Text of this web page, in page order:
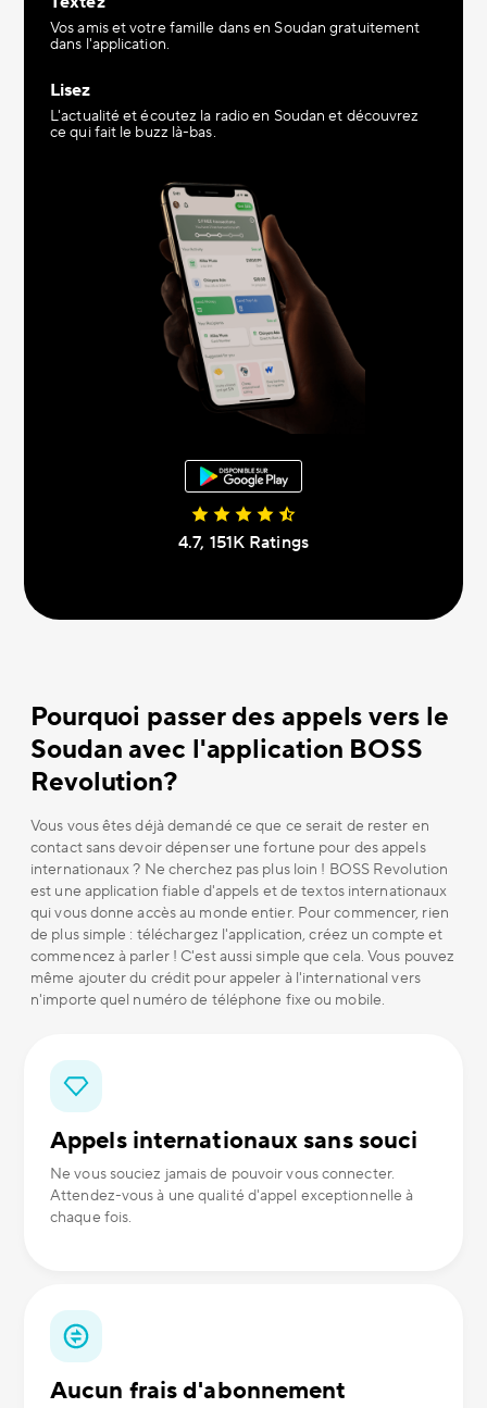
Vos amis et votre famille dans en Soudan gratuitement
dans l'application.
Lisez
L'actualité et écoutez la radio en Soudan et découvrez
ce qui fait le buzz là-bas.
4.7, 151К Ratings
Pourquoi passer des appels vers le
Soudan avec l'application BOSS
Revolution?
Vous vous êtes déjà demandé ce que ce serait de rester en
contact sans devoir dépenser une fortune pour des appels
internationaux ? Ne cherchez pas plus loin ! BOSS Revolution
est une application fiable d'appels et de textos internationaux
qui vous donne accès au monde entier. Pour commencer, rien
de plus simple : téléchargez l'application, créez un compte et
commencez à parler ! C'est aussi simple que cela. Vous pouvez
même ajouter du crédit pour appeler à l'international vers
n'importe quel numéro de téléphone fixe ou mobile.
Appels internationaux sans souci
Ne vous souciez jamais de pouvoir vous connecter.
Attendez-vous à une qualité d'appel exceptionnelle à
chaque fois.
Aucun frais d'abonnement